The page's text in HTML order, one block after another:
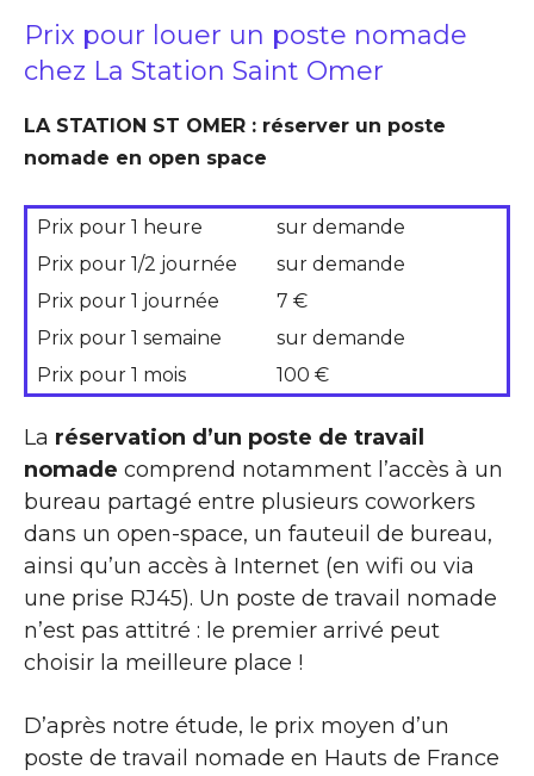
Prix pour louer un poste nomade
chez La Station Saint Omer
LA STATION ST OMER : réserver un poste
nomade en open space
Prix pour 1 heure
sur demande
Prix pour 1/2 journée
sur demande
Prix pour 1 journée
7 €
Prix pour 1 semaine
sur demande
Prix pour 1 mois
100 €
La réservation d’un poste de travail
nomade comprend notamment l’accès à un
bureau partagé entre plusieurs coworkers
dans un open-space, un fauteuil de bureau,
ainsi qu’un accès à Internet (en wifi ou via
une prise RJ45). Un poste de travail nomade
n’est pas attitré : le premier arrivé peut
choisir la meilleure place !
D’après notre étude, le prix moyen d’un
poste de travail nomade en Hauts de France